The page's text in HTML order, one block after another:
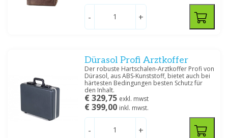
- +
Dürasol Profi Arztkoffer
Der robuste Hartschalen-Arztkoffer Profi von
Dürasol, aus ABS-Kunststoff, bietet auch bei
härtesten Bedingungen besten Schutz für
den Inhalt.
€ 329,75 exkl. mwst
€ 399,00 inkl. mwst.
- +